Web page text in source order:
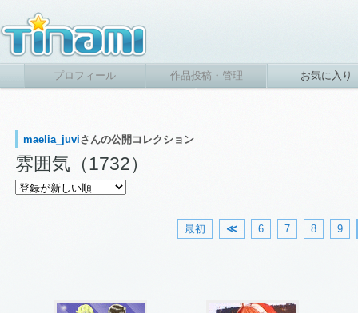
プロフィール 作品投稿・管理 お気に入り
maelia_juviさんの公開コレクション
雰囲気（1732）
最初 ≪ 6 7 8 9